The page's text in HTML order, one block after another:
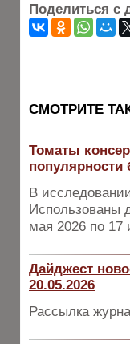
Поделиться с
CМОТРИТЕ
Томаты
популярности
В
Использованы
мая 2026 по 17
Дайджест
20.05.2026
Рассылка